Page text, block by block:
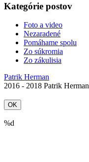
Kategórie postov
Foto a video
Nezaradené
Pomáhame spolu
Zo súkromia
Zo zákulisia
Patrik Herman
2016 - 2018 Patrik Herman
OK
%d